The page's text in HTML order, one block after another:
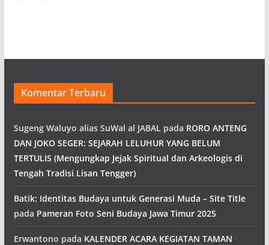
Komentar Terbaru
Sugeng Waluyo alias SuWal al JABAL pada RORO ANTENG
DAN JOKO SEGER: SEJARAH LELUHUR YANG BELUM
TERTULIS (Mengungkap Jejak Spiritual dan Arkeologis di
Tengah Tradisi Lisan Tengger)
Batik: Identitas Budaya untuk Generasi Muda – Site Title
pada Pameran Foto Seni Budaya Jawa Timur 2025
Erwantono pada KALENDER ACARA KEGIATAN TAMAN